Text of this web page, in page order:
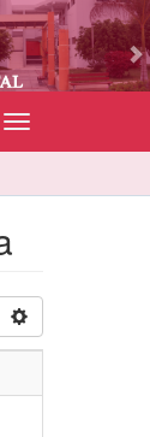
Cambiar
navegación